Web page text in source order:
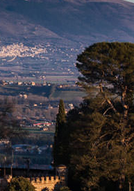
Visite guidate
Giornate a tema
Corsi
Luoghi memorabili
Eventi regionali
Casa
Country